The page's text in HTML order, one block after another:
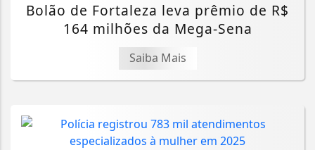
Bolão de Fortaleza leva prêmio de R$
164 milhões da Mega-Sena
Saiba Mais